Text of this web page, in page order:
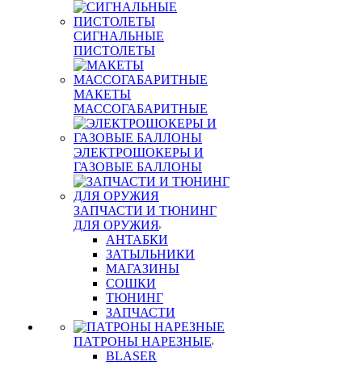
СИГНАЛЬНЫЕ
ПИСТОЛЕТЫ
МАКЕТЫ
МАССОГАБАРИТНЫЕ
ЭЛЕКТРОШОКЕРЫ И
ГАЗОВЫЕ БАЛЛОНЫ
ЗАПЧАСТИ И ТЮНИНГ
ДЛЯ ОРУЖИЯ
АНТАБКИ
ЗАТЫЛЬНИКИ
МАГАЗИНЫ
СОШКИ
ТЮНИНГ
ЗАПЧАСТИ
ПАТРОНЫ НАРЕЗНЫЕ
BLASER